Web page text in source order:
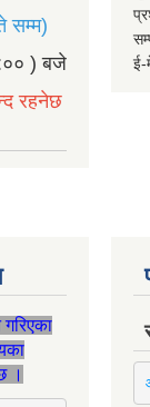
सम्म)
) बजे
रहनेछ
ई-
।